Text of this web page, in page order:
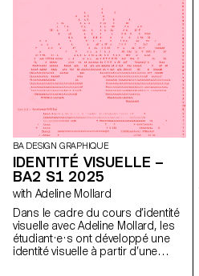
BA DESIGN GRAPHIQUE
IDENTITÉ VISUELLE –
BA2 S1 2025
with Adeline Mollard
Dans le cadre du cours d’identité
visuelle avec Adeline Mollard, les
étudiant·e·s ont développé une
identité visuelle à partir d’une